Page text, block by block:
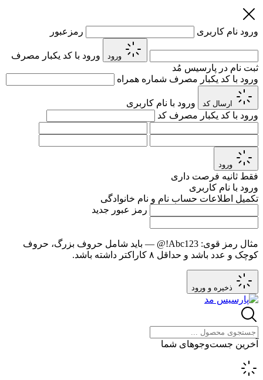
ورود نام کاربری رمزعبور
ورود
ورود با کد یکبار مصرف
ثبت نام در پارسیس مُد
ورود با کد یکبار مصرف شماره همراه
ارسال کد
ورود با نام کاربری
ورود با کد یکبار مصرف کد
ورود
فقط ثانیه فرصت داری
ورود با نام کاربری
تکمیل اطلاعات حساب نام و نام خانوادگی
رمز عبور جدید
مثال رمز قوی: Abc123!@
— باید شامل حروف بزرگ، حروف
کوچک و عدد باشد و حداقل ۸ کاراکتر داشته باشد.
ذخیره و ورود
آخرین جست‌وجوهای شما